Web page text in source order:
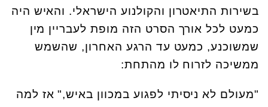
בשירות התיאטרון והקולנוע הישראלי. והאיש היה
כמעט לכל אורך הסרט הזה מופת לעבריין מין
שמשוכנע, כמעט עד הרגע האחרון, שהשמש
ממשיכה לזרוח לו מהתחת:
"מעולם לא ניסיתי לפגוע במכוון באיש," אז למה